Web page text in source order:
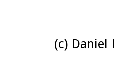
(c) Daniel